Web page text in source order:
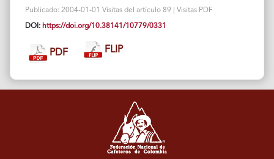
Publicado: 2004-01-01 Visitas del artículo 89 | Visitas PDF
DOI: https://doi.org/10.38141/10779/0331
PDF FLIP